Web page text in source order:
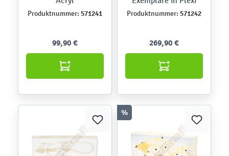
Produktnummer: 571241
99,90 €
Produktnummer: 571242
269,90 €
%